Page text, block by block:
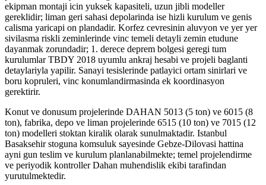
ekipman montaji icin yuksek kapasiteli, uzun jibli modeller
gereklidir; liman geri sahasi depolarinda ise hizli kurulum ve genis
calisma yaricapi on plandadir. Korfez cevresinin aluvyon ve yer yer
sivilasma riskli zeminlerinde vinc temeli detayli zemin etudune
dayanmak zorundadir; 1. derece deprem bolgesi geregi tum
kurulumlar TBDY 2018 uyumlu ankraj hesabi ve projeli baglanti
detaylariyla yapilir. Sanayi tesislerinde patlayici ortam sinirlari ve
boru kopruleri, vinc konumlandirmasinda ek koordinasyon
gerektirir.
Konut ve donusum projelerinde DAHAN 5013 (5 ton) ve 6015 (8
ton), fabrika, depo ve liman projelerinde 6515 (10 ton) ve 7015 (12
ton) modelleri stoktan kiralik olarak sunulmaktadir. Istanbul
Basaksehir stoguna komsuluk sayesinde Gebze-Dilovasi hattina
ayni gun teslim ve kurulum planlanabilmekte; temel projelendirme
ve periyodik kontroller Dahan muhendislik ekibi tarafindan
yurutulmektedir.